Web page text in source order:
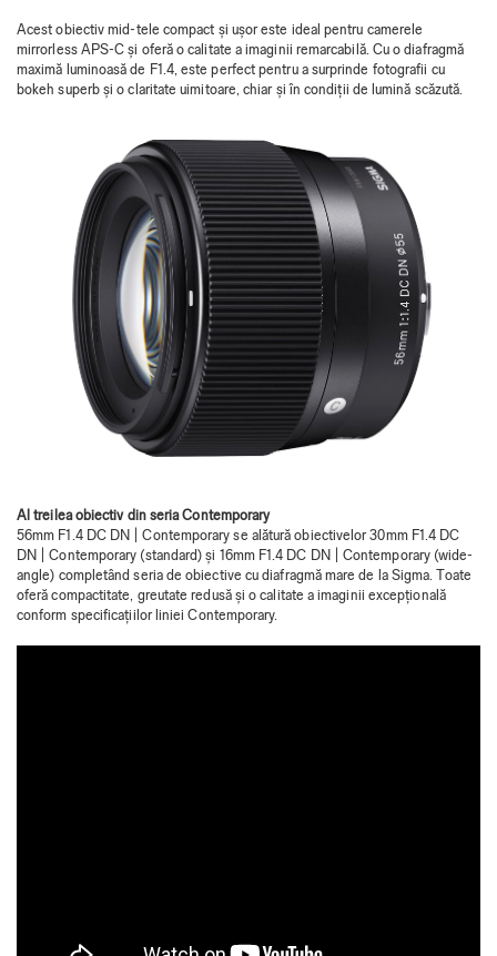
Acest obiectiv mid-tele compact și ușor este ideal pentru camerele
mirrorless APS-C și oferă o calitate a imaginii remarcabilă. Cu o diafragmă
maximă luminoasă de F1.4, este perfect pentru a surprinde fotografii cu
bokeh superb și o claritate uimitoare, chiar și în condiții de lumină scăzută.
Al treilea obiectiv din seria Contemporary
56mm F1.4 DC DN | Contemporary se alătură obiectivelor 30mm F1.4 DC
DN | Contemporary (standard) și 16mm F1.4 DC DN | Contemporary (wide-
angle) completând seria de obiective cu diafragmă mare de la Sigma. Toate
oferă compactitate, greutate redusă și o calitate a imaginii excepțională
conform specificațiilor liniei Contemporary.